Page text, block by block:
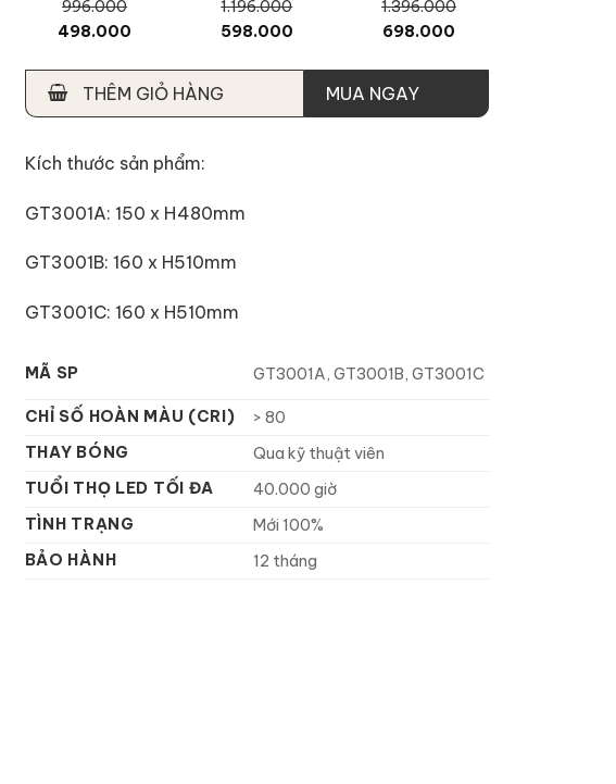
996.000
498.000
1.196.000
598.000
1.396.000
698.000
THÊM GIỎ HÀNG MUA NGAY
Kích thước sản phẩm:
GT3001A: 150 x H480mm
GT3001B: 160 x H510mm
GT3001C: 160 x H510mm
MÃ SP GT3001A, GT3001B, GT3001C
CHỈ SỐ HOÀN MÀU (CRI)
> 80
THAY BÓNG
Qua kỹ thuật viên
TUỔI THỌ LED TỐI ĐA
40.000 giờ
TÌNH TRẠNG
Mới 100%
BẢO HÀNH
12 tháng